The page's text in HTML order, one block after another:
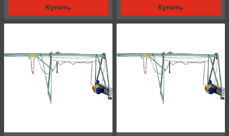
Купить Купить